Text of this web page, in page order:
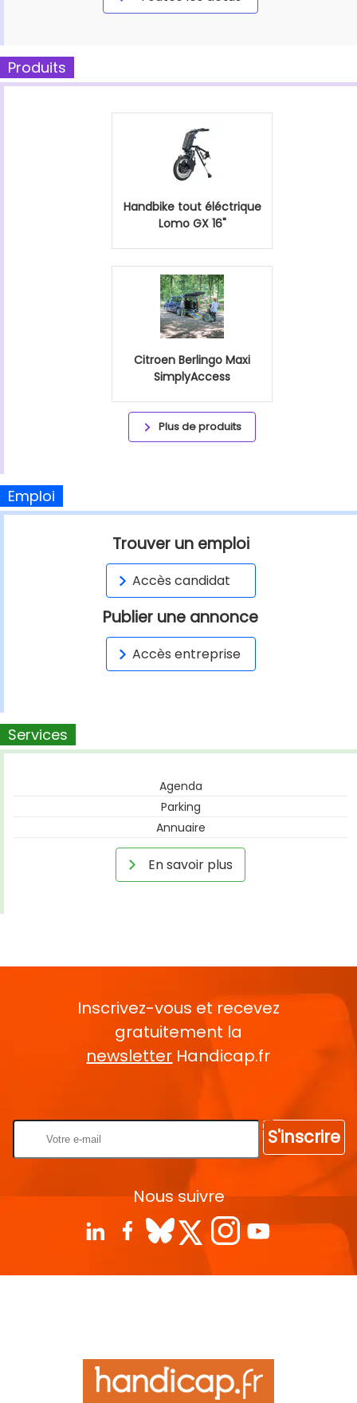
Produits
Handbike tout éléctrique
Lomo GX 16"
Citroen Berlingo Maxi
SimplyAccess
Plus de produits
Emploi
Trouver un emploi
Accès candidat
Publier une annonce
Accès entreprise
Services
Agenda
Parking
Annuaire
En savoir plus
Inscrivez-vous et recevez
gratuitement la
newsletter Handicap.fr
S'inscrire
Nous suivre